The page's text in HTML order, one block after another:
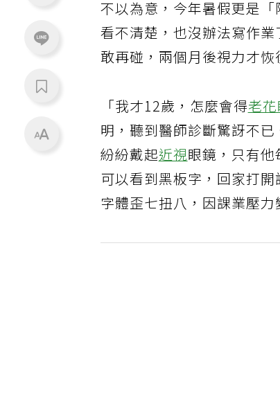
不以為意，今年暑假更是
看不清楚，也沒辦法寫作
敢再碰，兩個月後視力才恢
「我才12歲，怎麼會得老
明，聽到醫師診斷驚訝不
紛紛戴起近視眼鏡，只有
可以看到黑板字，回家打
字體歪七扭八，因課業壓